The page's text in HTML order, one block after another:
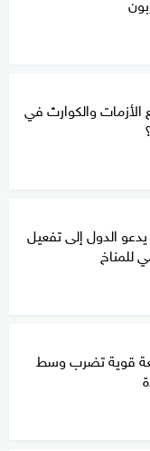
والكوارث في
رئيس COP28 يدعو الدول إلى تفعيل
للمناخ
70 زوبعة قوية تضرب وسط